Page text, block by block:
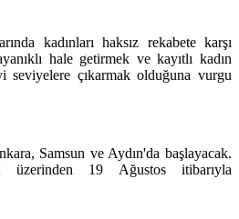
kadınları haksız rekabete karşı
hale getirmek ve kayıtlı kadın
seviyelere çıkarmak olduğuna vurgu
Samsun ve Aydın'da başlayacak.
üzerinden 19 Ağustos itibarıyla